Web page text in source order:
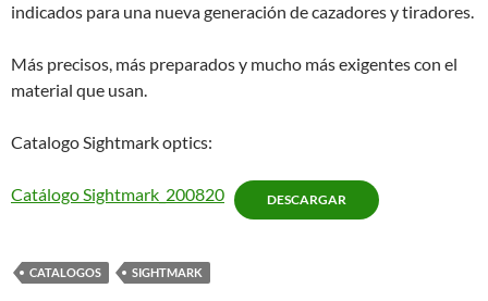
indicados para una nueva generación de cazadores y tiradores.
Más precisos, más preparados y mucho más exigentes con el
material que usan.
Catalogo Sightmark optics:
Catálogo Sightmark_200820 DESCARGAR
CATALOGOS SIGHTMARK